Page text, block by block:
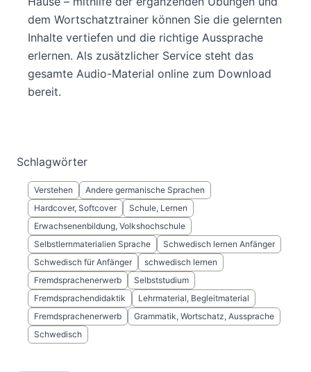
dem Wortschatztrainer können Sie die gelernten
Inhalte vertiefen und die richtige Aussprache
erlernen. Als zusätzlicher Service steht das
gesamte Audio-Material online zum Download
bereit.
Schlagwörter
Verstehen
Andere germanische Sprachen
Hardcover, Softcover
Schule, Lernen
Erwachsenenbildung, Volkshochschule
Selbstlernmaterialien Sprache
Schwedisch lernen Anfänger
Schwedisch für Anfänger
schwedisch lernen
Fremdsprachenerwerb
Selbststudium
Fremdsprachendidaktik
Lehrmaterial, Begleitmaterial
Fremdsprachenerwerb
Grammatik, Wortschatz, Aussprache
Schwedisch